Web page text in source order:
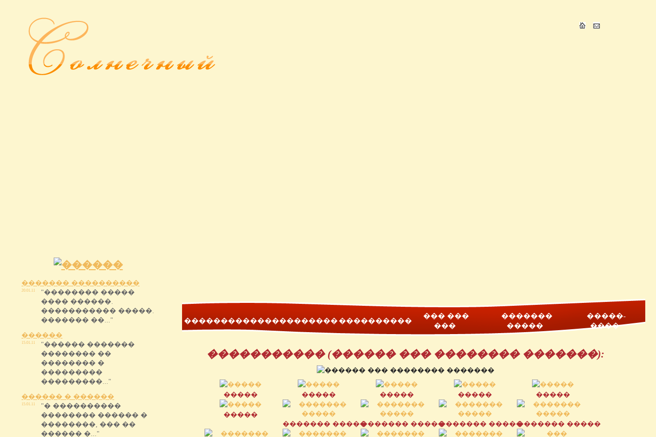
������� ����������
20.01.11
"�������� �����
���� ������.
����������� �����.
������� ��..."
������
15.01.11
"������ �������
�������� ��
�������� �
���������
���������..."
������ � ������
15.01.11
"� ����������
�������� ������ �
��������, ��� ��
������ �..."
�������������������������������
��� ���
���
�������
�����
�����-
����
����������� (������ ��� �������� �������):
����� ����� ����� ����� �����
�����
������� ������������ ������������ ������������ �����